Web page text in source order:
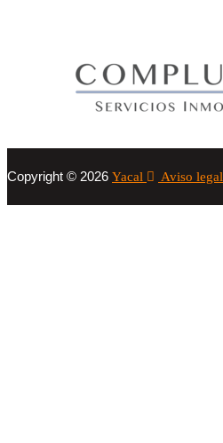
Copyright © 2026 Yacal Aviso legal